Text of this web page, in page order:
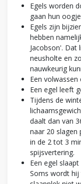
Egels worden
gaan hun
Egels zijn
hebben
Jacobson'. Dat
neusholte en
nauwkeurig
Een
Een egel leeft
Tijdens de
daalt dan van
naar 20 slagen
in de 2 tot 3
spijsvertering.
Een egel
Soms wordt hij